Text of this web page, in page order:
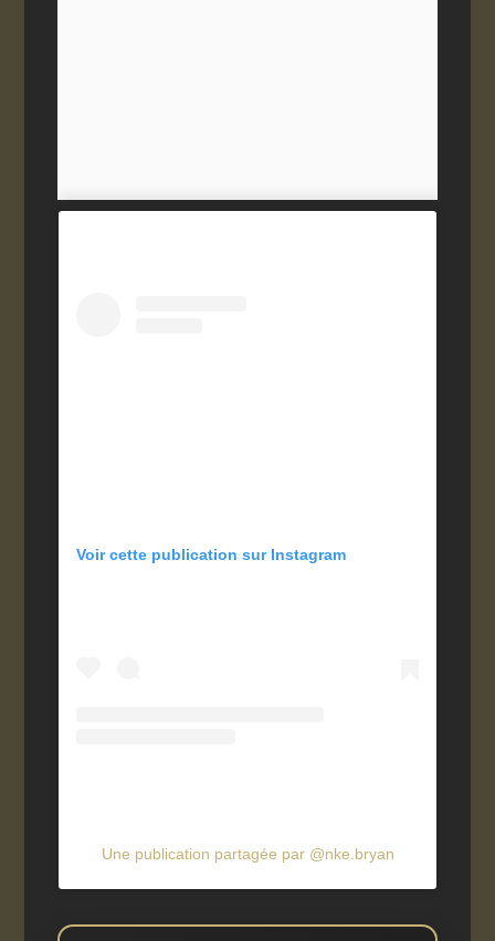
Voir cette publication sur Instagram
Une publication partagée par @nke.bryan